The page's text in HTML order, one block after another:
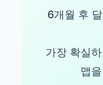
6개월 후
가장 확실
맵